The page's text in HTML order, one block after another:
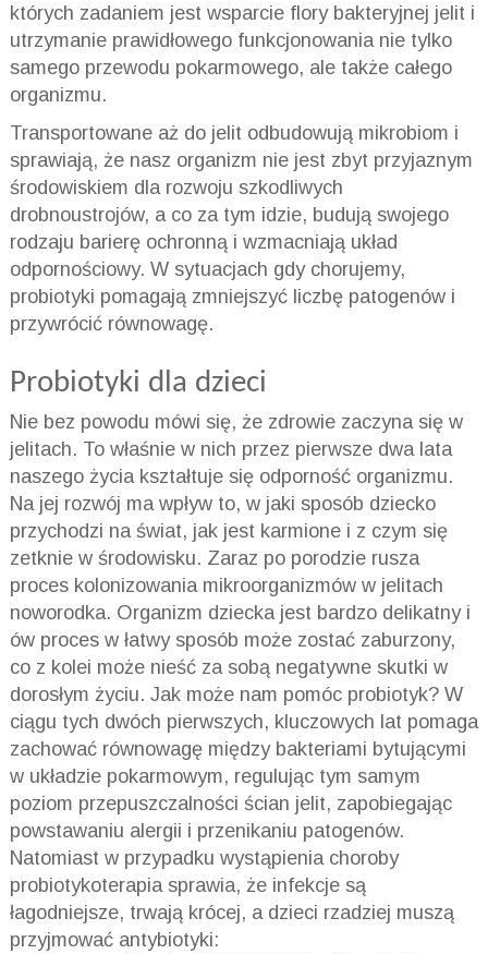
których zadaniem jest wsparcie flory bakteryjnej jelit i
utrzymanie prawidłowego funkcjonowania nie tylko
samego przewodu pokarmowego, ale także całego
organizmu.
Transportowane aż do jelit odbudowują mikrobiom i
sprawiają, że nasz organizm nie jest zbyt przyjaznym
środowiskiem dla rozwoju szkodliwych
drobnoustrojów, a co za tym idzie, budują swojego
rodzaju barierę ochronną i wzmacniają układ
odpornościowy. W sytuacjach gdy chorujemy,
probiotyki pomagają zmniejszyć liczbę patogenów i
przywrócić równowagę.
Probiotyki dla dzieci
Nie bez powodu mówi się, że zdrowie zaczyna się w
jelitach. To właśnie w nich przez pierwsze dwa lata
naszego życia kształtuje się odporność organizmu.
Na jej rozwój ma wpływ to, w jaki sposób dziecko
przychodzi na świat, jak jest karmione i z czym się
zetknie w środowisku. Zaraz po porodzie rusza
proces kolonizowania mikroorganizmów w jelitach
noworodka. Organizm dziecka jest bardzo delikatny i
ów proces w łatwy sposób może zostać zaburzony,
co z kolei może nieść za sobą negatywne skutki w
dorosłym życiu. Jak może nam pomóc probiotyk? W
ciągu tych dwóch pierwszych, kluczowych lat pomaga
zachować równowagę między bakteriami bytującymi
w układzie pokarmowym, regulując tym samym
poziom przepuszczalności ścian jelit, zapobiegając
powstawaniu alergii i przenikaniu patogenów.
Natomiast w przypadku wystąpienia choroby
probiotykoterapia sprawia, że infekcje są
łagodniejsze, trwają krócej, a dzieci rzadziej muszą
przyjmować antybiotyki: